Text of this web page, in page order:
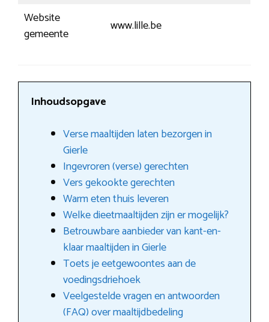
Website
gemeente
www.lille.be
Inhoudsopgave
Verse maaltijden laten bezorgen in
Gierle
Ingevroren (verse) gerechten
Vers gekookte gerechten
Warm eten thuis leveren
Welke dieetmaaltijden zijn er mogelijk?
Betrouwbare aanbieder van kant-en-
klaar maaltijden in Gierle
Toets je eetgewoontes aan de
voedingsdriehoek
Veelgestelde vragen en antwoorden
(FAQ) over maaltijdbedeling